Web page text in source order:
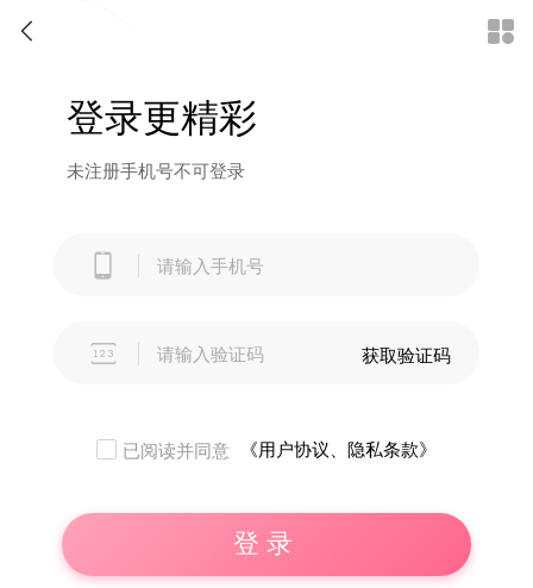

登录更精彩
未注册手机号不可登录
 获取验证码
已阅读并同意 《用户协议、隐私条款》
登录
